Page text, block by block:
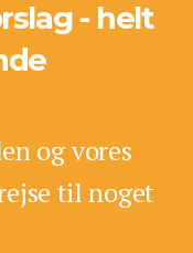
- helt
og vores
til noget